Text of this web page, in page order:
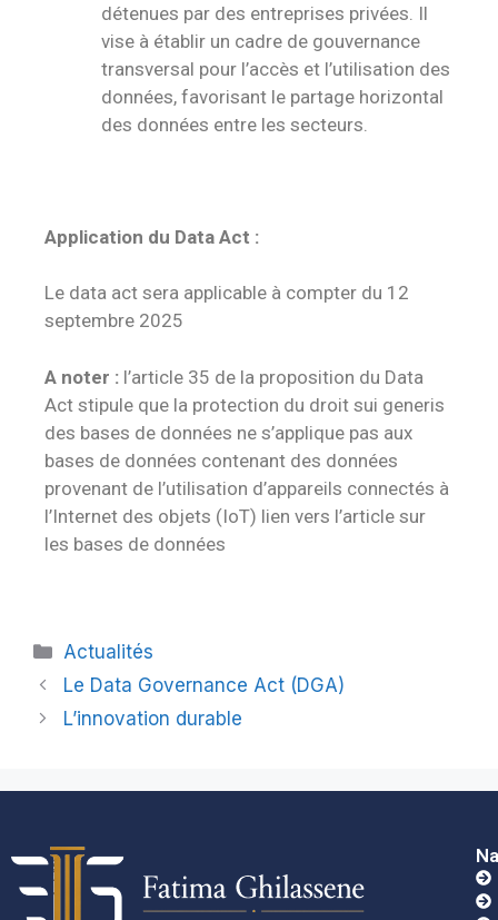
détenues par des entreprises privées. Il
vise à établir un cadre de gouvernance
transversal pour l’accès et l’utilisation des
données, favorisant le partage horizontal
des données entre les secteurs.
Application du Data Act :
Le data act sera applicable à compter du 12
septembre 2025
A noter : l’article 35 de la proposition du Data
Act stipule que la protection du droit sui generis
des bases de données ne s’applique pas aux
bases de données contenant des données
provenant de l’utilisation d’appareils connectés à
l’Internet des objets (IoT) lien vers l’article sur
les bases de données
Actualités
Le Data Governance Act (DGA)
L’innovation durable